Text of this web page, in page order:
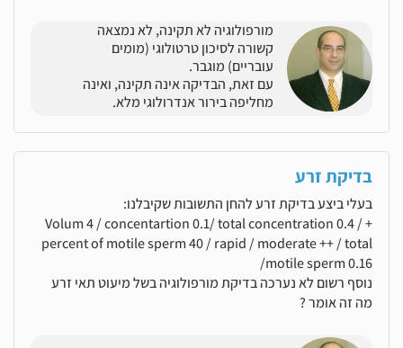
מורפולוגיה לא תקינה, לא נמצאה
קשורה לסיכון טרטולוגי (מומים
עובריים) מוגבר.
עם זאת, הבדיקה אינה תקינה, ואינה
מחליפה בירור אנדרולוגי מלא.
בדיקת זרע
בעלי ביצע בדיקת זרע להחן התשובות שקיבלנו:
+ Volum 4 / concentartion 0.1/ total concentration 0.4 /
percent of motile sperm 40 / rapid / moderate ++ / total
motile sperm 0.16/
נוסף רשום לא נערכה בדיקת מורפולוגיה בשל מיעוט תאי זרע
מה זה אומר ?